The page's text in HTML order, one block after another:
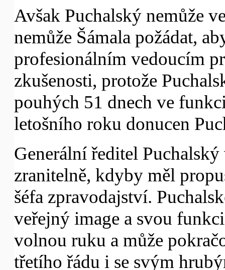
Avšak Puchalský nemůže
nemůže Šámala požádat,
profesionálním vedoucím
zkušenosti, protože
pouhých 51 dnech ve
letošního roku donucen
Generální ředitel
zranitelně, kdyby měl
šéfa zpravodajství.
veřejný image a svou
volnou ruku a může
třetího řádu i se svým